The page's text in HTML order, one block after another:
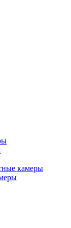
камеры